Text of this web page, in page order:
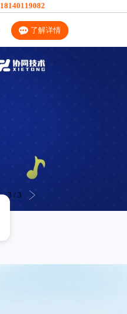
18140119082
了解详情
3 / 3